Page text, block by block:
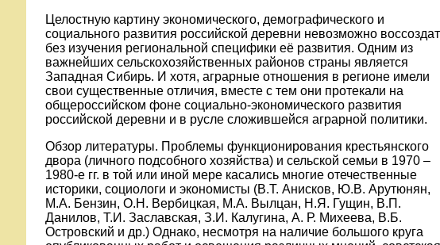
Целостную картину экономического, демографического и
социального развития российской деревни невозможно
без изучения региональной специфики её развития. Одним из
важнейших сельскохозяйственных районов страны является
Западная Сибирь. И хотя, аграрные отношения в регионе имели
свои существенные отличия, вместе с тем они протекали на
общероссийском фоне социально-экономического развития
российской деревни и в русле сложившейся аграрной политики.
Обзор литературы. Проблемы функционирования крестьянского
двора (личного подсобного хозяйства) и сельской семьи в 1970 –
1980-е гг. в той или иной мере касались многие отечественные
историки, социологи и экономисты (В.Т. Анисков, Ю.В. Арутюнян,
М.А. Бензин, О.Н. Вербицкая, М.А. Вылцан, Н.Я. Гущин, В.П.
Данилов, Т.И. Заславская, З.И. Калугина, А. Р. Михеева, В.Б.
Островский и др.) Однако, несмотря на наличие большого круга